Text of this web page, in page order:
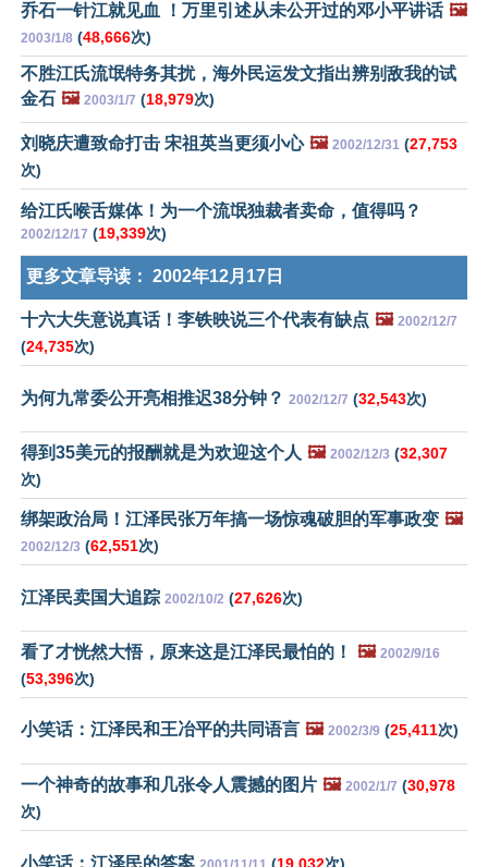
乔石一针江就见血 ！万里引述从未公开过的邓小平讲话 🖼️
2003/1/8 (48,666次)
不胜江氏流氓特务其扰，海外民运发文指出辨别敌我的试
金石 🖼️ 2003/1/7 (18,979次)
刘晓庆遭致命打击 宋祖英当更须小心 🖼️ 2002/12/31 (27,753
次)
给江氏喉舌媒体！为一个流氓独裁者卖命，值得吗？
2002/12/17 (19,339次)
更多文章导读： 2002年12月17日
十六大失意说真话！李铁映说三个代表有缺点 🖼️ 2002/12/7
(24,735次)
为何九常委公开亮相推迟38分钟？ 2002/12/7 (32,543次)
得到35美元的报酬就是为欢迎这个人 🖼️ 2002/12/3 (32,307
次)
绑架政治局！江泽民张万年搞一场惊魂破胆的军事政变 🖼️
2002/12/3 (62,551次)
江泽民卖国大追踪 2002/10/2 (27,626次)
看了才恍然大悟，原来这是江泽民最怕的！ 🖼️ 2002/9/16
(53,396次)
小笑话：江泽民和王冶平的共同语言 🖼️ 2002/3/9 (25,411次)
一个神奇的故事和几张令人震撼的图片 🖼️ 2002/1/7 (30,978
次)
小笑话：江泽民的答案 (19,032次)